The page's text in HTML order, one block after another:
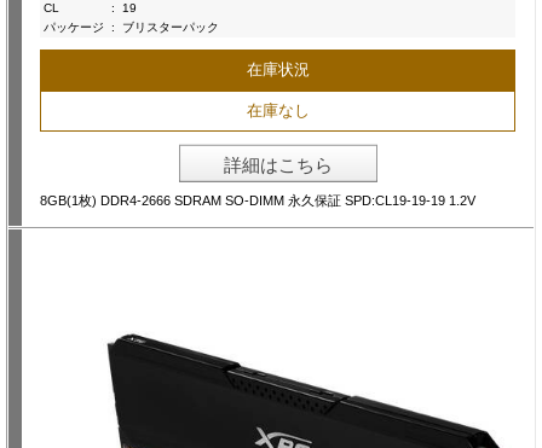
CL
:
19
パッケージ
: ブリスターパック
在庫状況
在庫なし
詳細はこちら
8GB(1枚) DDR4-2666 SDRAM SO-DIMM 永久保証 SPD:CL19-19-19 1.2V